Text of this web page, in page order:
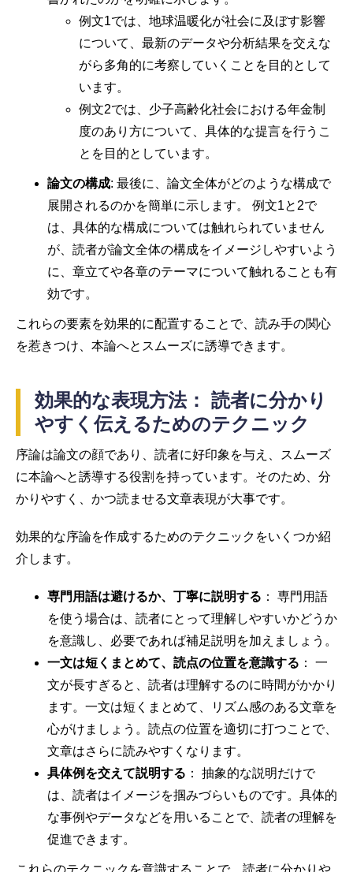
例文1では、地球温暖化が社会に及ぼす影響
について、最新のデータや分析結果を交えな
がら多角的に考察していくことを目的として
います。
例文2では、少子高齢化社会における年金制
度のあり方について、具体的な提言を行うこ
とを目的としています。
論文の構成: 最後に、論文全体がどのような構成で
展開されるのかを簡単に示します。 例文1と2で
は、具体的な構成については触れられていません
が、読者が論文全体の構成をイメージしやすいよう
に、章立てや各章のテーマについて触れることも有
効です。
これらの要素を効果的に配置することで、読み手の関心
を惹きつけ、本論へとスムーズに誘導できます。
効果的な表現方法： 読者に分かり
やすく伝えるためのテクニック
序論は論文の顔であり、読者に好印象を与え、スムーズ
に本論へと誘導する役割を持っています。そのため、分
かりやすく、かつ読ませる文章表現が大事です。
効果的な序論を作成するためのテクニックをいくつか紹
介します。
専門用語は避けるか、丁寧に説明する ： 専門用語
を使う場合は、読者にとって理解しやすいかどうか
を意識し、必要であれば補足説明を加えましょう。
一文は短くまとめて、読点の位置を意識する ： 一
文が長すぎると、読者は理解するのに時間がかかり
ます。一文は短くまとめて、リズム感のある文章を
心がけましょう。読点の位置を適切に打つことで、
文章はさらに読みやすくなります。
具体例を交えて説明する ： 抽象的な説明だけで
は、読者はイメージを掴みづらいものです。具体的
な事例やデータなどを用いることで、読者の理解を
促進できます。
これらのテクニックを意識することで、読者に分かりや